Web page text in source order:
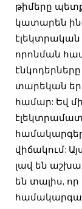
թիմերը պետք
կատարեն
որոնման
տարեկան
համար: Եվ
վիճակում:
լավ են
են տալիս,